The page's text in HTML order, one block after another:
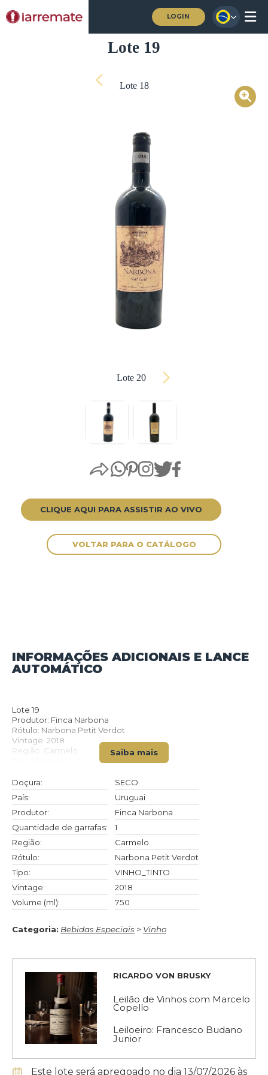
LOGIN
Lote 19
Lote 18
Lote 20
INFORMAÇÕES ADICIONAIS E LANCE
AUTOMÁTICO
Lote 19
Produtor: Finca Narbona
Rótulo: Narbona Petit Verdot
Vintage: 2018
Região: Carmelo
Doçura: SECO
Volume(ml): 750
Quantidade de garrafas: 1
Saiba mais
Doçura:
SECO
País:
Uruguai
Produtor:
Finca Narbona
Quantidade de garrafas:
1
Região:
Carmelo
Rótulo:
Narbona Petit Verdot
Tipo:
VINHO_TINTO
Vintage:
2018
Volume (ml):
750
Categoria: Bebidas Especiais > Vinho
RICARDO VON BRUSKY
Leilão de Vinhos com Marcelo
Copello
Leiloeiro: Francesco Budano
Junior
Este lote será apregoado no dia 13/07/2026 às
CLIQUE AQUI PARA ASSISTIR AO VIVO